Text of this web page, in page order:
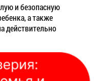
и безопасную
а также
действительно